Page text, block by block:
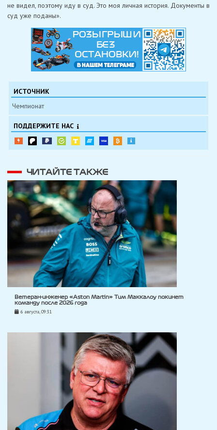
не видел, поэтому иду в суд. Это моя личная история. Документы в
суд уже поданы».
ИСТОЧНИК
Чемпионат
ПОДДЕРЖИТЕ НАС
ЧИТАЙТЕ ТАКЖЕ
Ветеран-инженер «Aston Martin» Тим Маккалоу покинет
команду после 2026 года
6 августа, 09:31